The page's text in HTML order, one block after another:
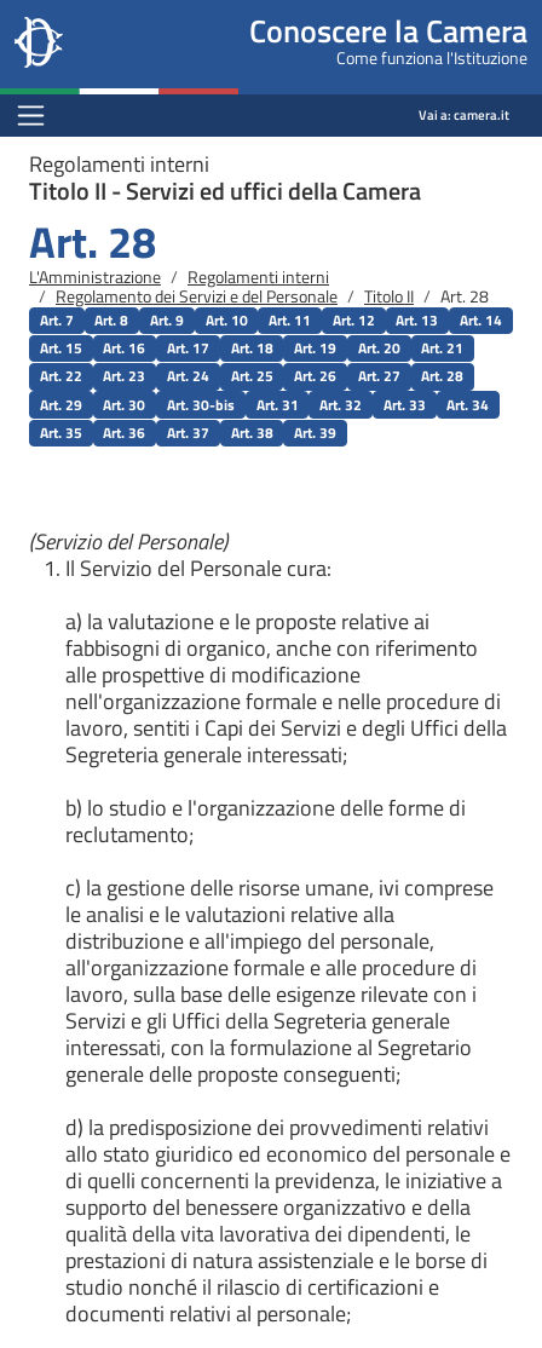
Salta al contenuto principale
Salta al menu di navigazione
Site
header
block
Camera dei deputati
Conoscere la Camera
Come funziona l'Istituzione
Menu Bar block Vai a:camera.it
Regolamenti interni
Titolo II - Servizi ed uffici della Camera
Art. 28
Briciole di pane
L'Amministrazione Regolamenti interni
Regolamento dei Servizi e del Personale Titolo II Art. 28
Art. 7 Art. 8 Art. 9 Art. 10 Art. 11 Art. 12 Art. 13
Art. 14
Art. 15
Art. 16 Art. 17 Art. 18 Art. 19 Art. 20
Art. 21
Art. 22
Art. 23 Art. 24 Art. 25 Art. 26 Art. 27
Art. 28
Art. 29
Art. 30 Art. 30-bis Art. 31 Art. 32 Art. 33
Art. 34
Art. 35
Art. 36 Art. 37 Art. 38 Art. 39
(Servizio del Personale)
Il Servizio del Personale cura:
a) la valutazione e le proposte relative ai
fabbisogni di organico, anche con riferimento
alle prospettive di modificazione
nell'organizzazione formale e nelle procedure di
lavoro, sentiti i Capi dei Servizi e degli Uffici della
Segreteria generale interessati;
b) lo studio e l'organizzazione delle forme di
reclutamento;
c) la gestione delle risorse umane, ivi comprese
le analisi e le valutazioni relative alla
distribuzione e all'impiego del personale,
all'organizzazione formale e alle procedure di
lavoro, sulla base delle esigenze rilevate con i
Servizi e gli Uffici della Segreteria generale
interessati, con la formulazione al Segretario
generale delle proposte conseguenti;
d) la predisposizione dei provvedimenti relativi
allo stato giuridico ed economico del personale e
di quelli concernenti la previdenza, le iniziative a
supporto del benessere organizzativo e della
qualità della vita lavorativa dei dipendenti, le
prestazioni di natura assistenziale e le borse di
studio nonché il rilascio di certificazioni e
documenti relativi al personale;
Fine pagina
Salta al contenuto principale
Salta al menu di navigazione
Vai a inizio pagina